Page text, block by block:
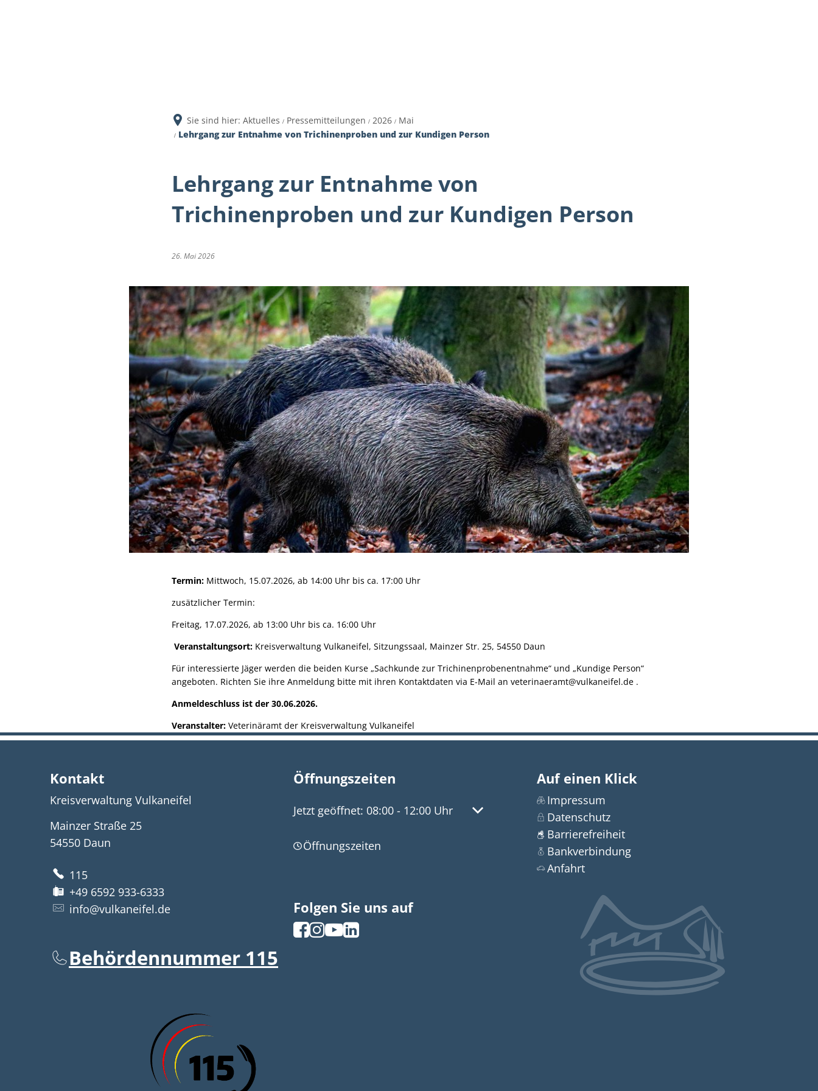
Sie sind hier: Aktuelles Pressemitteilungen 2026
Mai
Lehrgang zur Entnahme von Trichinenproben und zur Kundigen Person
Lehrgang zur Entnahme von
Trichinenproben und zur Kundigen Person
26. Mai 2026
Termin: Mittwoch, 15.07.2026, ab 14:00 Uhr bis ca. 17:00 Uhr
zusätzlicher Termin:
Freitag, 17.07.2026, ab 13:00 Uhr bis ca. 16:00 Uhr
Veranstaltungsort: Kreisverwaltung Vulkaneifel, Sitzungssaal, Mainzer Str. 25, 54550 Daun
Für interessierte Jäger werden die beiden Kurse „Sachkunde zur Trichinenprobenentnahme“ und „Kundige Person“
angeboten. Richten Sie ihre Anmeldung bitte mit ihren Kontaktdaten via E-Mail an veterinaeramt@vulkaneifel.de .
Anmeldeschluss ist der 30.06.2026.
Veranstalter: Veterinäramt der Kreisverwaltung Vulkaneifel
Kontakt
Kreisverwaltung Vulkaneifel
Mainzer Straße 25
54550 Daun
115
+49 6592 933-6333
info@vulkaneifel.de
Behördennummer 115
Öffnungszeiten
Klicken, um weitere Öffnungs- oder Schließzeiten auszublenden
Jetzt geöffnet: 08:00 - 12:00 Uhr Von 08:00 bis 12:00 Uhr
Öffnungszeiten
Folgen Sie uns auf
Auf einen Klick
Impressum
Datenschutz
Barrierefreiheit
Bankverbindung
Anfahrt